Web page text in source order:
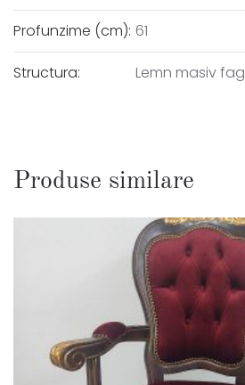
Profunzime (cm): 61
Structura: Lemn masiv fag
Produse similare